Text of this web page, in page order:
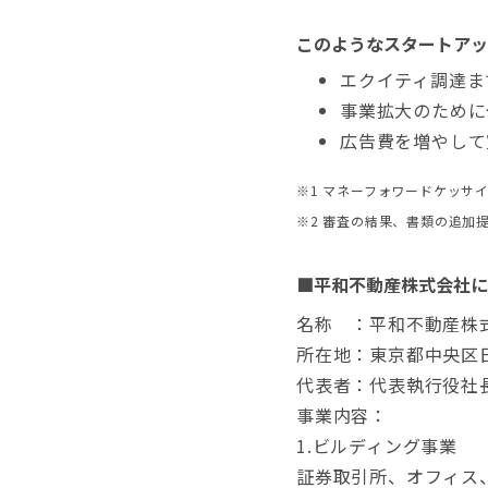
このようなスタートア
エクイティ調達
事業拡大のため
広告費を増やし
※1 マネーフォワードケッサ
※2 審査の結果、書類の追加
■平和不動産株式会社
名称 ：平和不動産株
所在地：東京都中央
代表者：代表執行役
事業内容：
1.ビルディング事業
証券取引所、オフィ